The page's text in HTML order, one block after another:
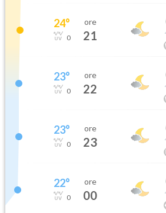
24°
0
ore
21
23°
0
ore
22
23°
0
ore
23
22°
0
ore
00